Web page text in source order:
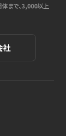
まで、3,000以上
社